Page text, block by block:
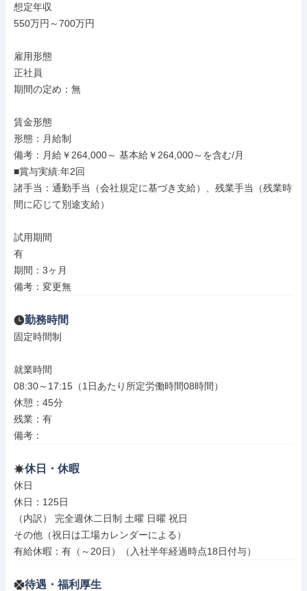
想定年収
550万円～700万円
雇用形態
正社員
期間の定め：無
賃金形態
形態：月給制
備考：月給￥264,000～ 基本給￥264,000～を含む/月
■賞与実績:年2回
諸手当：通勤手当（会社規定に基づき支給）、残業手当（残業時
間に応じて別途支給）
試用期間
有
期間：3ヶ月
備考：変更無
勤務時間
固定時間制
就業時間
08:30～17:15（1日あたり所定労働時間08時間）
休憩：45分
残業：有
備考：
休日・休暇
休日
休日：125日
（内訳） 完全週休二日制 土曜 日曜 祝日
その他（祝日は工場カレンダーによる）
有給休暇：有（～20日）（入社半年経過時点18日付与）
待遇・福利厚生